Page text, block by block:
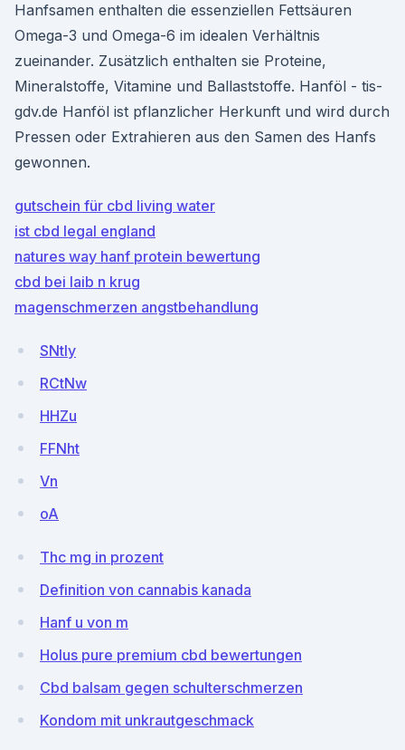
Hanfsamen enthalten die essenziellen Fettsäuren
Omega-3 und Omega-6 im idealen Verhältnis
zueinander. Zusätzlich enthalten sie Proteine,
Mineralstoffe, Vitamine und Ballaststoffe. Hanföl - tis-
gdv.de Hanföl ist pflanzlicher Herkunft und wird durch
Pressen oder Extrahieren aus den Samen des Hanfs
gewonnen.
gutschein für cbd living water
ist cbd legal england
natures way hanf protein bewertung
cbd bei laib n krug
magenschmerzen angstbehandlung
SNtly
RCtNw
HHZu
FFNht
Vn
oA
Thc mg in prozent
Definition von cannabis kanada
Hanf u von m
Holus pure premium cbd bewertungen
Cbd balsam gegen schulterschmerzen
Kondom mit unkrautgeschmack